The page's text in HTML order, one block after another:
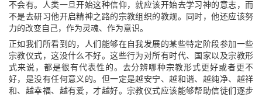
不会有。人类一旦开始这种信仰，就应该开始去学习神的意志，而
不是去研习他开启精神之路的宗教组织的教规。同时，他还应该努
力的改变自己，作为灵魂、作为意识。
正如我们所看到的，人们能够在自我发展的某些特定阶段参加一些
宗教仪式，这没什么不好。这些行为对所有时代、国家以及宗教形
式来说，都是很有代表性的。去分辨哪种宗教形式更好或者更不
好，是没有任何意义的。但一定是越安宁、越和谐、越纯净、越祥
和、越幸福、越有爱，才越好。宗教仪式应该能够帮助信徒们逐步